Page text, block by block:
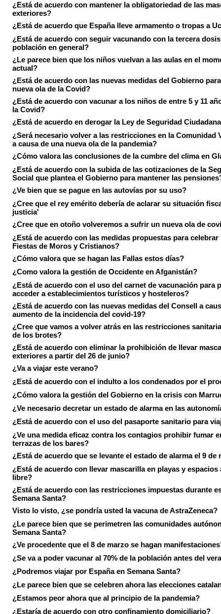
¿Está de acuerdo con mantener la obligatoriedad de las
exteriores?
¿Está de acuerdo que España lleve armamento o tropas a
¿Está de acuerdo con seguir vacunando con la tercera
población en general?
¿Le parece bien que los niños vuelvan a las aulas en el
actual?
¿Está de acuerdo con las nuevas medidas del Gobierno
nueva ola de la Covid?
¿Está de acuerdo con vacunar a los niños de entre 5 y 11
la Covid?
¿Está de acuerdo en derogar la Ley de Seguridad
¿Será necesario volver a las restricciones en la Comunidad
a causa de una nueva ola de la pandemia?
¿Cómo valora las conclusiones de la cumbre del clima en
¿Está de acuerdo con la subida de las cotizaciones de la
Social que plantea el Gobierno para mantener las
¿Ve bien que se pague en las autovías por su uso?
¿Cree que el rey emérito debería de aclarar su situación
justicia'
¿Cree que en otoño volveremos a sufrir un nueva ola de
¿Está de acuerdo con las medidas propuestas para celebrar
Fiestas de Moros y Cristianos?
¿Cómo valora que se hagan las Fallas estos días?
¿Como valora la gestión de Occidente en Afganistán?
¿Está de acuerdo con el uso del carnet de vacunación para
acceder a establecimientos turísticos y hosteleros?
¿Está de acuerdo con las nuevas medidas del Consell a
aumento de la incidencia del covid-19?
¿Cree que vamos a volver atrás en las restricciones
de los brotes?
¿Está de acuerdo con eliminar la prohibición de llevar
exteriores a partir del 26 de junio?
¿Va a viajar este verano?
¿Está de acuerdo con el indulto a los condenados por el
¿Cómo valora la gestión del Gobierno en la crisis con
¿Ve necesario decretar un estado de alarma en las
¿Está de acuerdo con el uso del pasaporte sanitario para
¿Ve una medida eficaz contra los contagios prohibir fumar
terrazas de los bares?
¿Está de acuerdo que se levante el estado de alarma el 9 de
¿Está de acuerdo con llevar mascarilla en playas y espacios
libre?
¿Está de acuerdo con las restricciones impuestas durante
Semana Santa?
Visto lo visto, ¿se pondría usted la vacuna de AstraZeneca?
¿Le parece bien que se perimetren las comunidades
Semana Santa?
¿Ve procedente que el 8 de marzo se hagan
¿Se va a poder vacunar al 70% de la población antes del
¿Podremos viajar por España en Semana Santa?
¿Le parece bien que se celebren ahora las elecciones
¿Estamos peor ahora que al principio de la pandemia?
¿Estaría de acuerdo con otro confinamiento domiciliario?